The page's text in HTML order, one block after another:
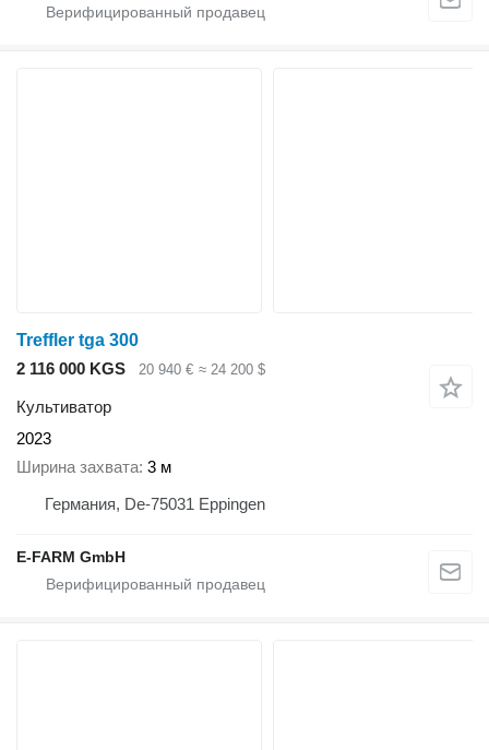
Treffler tga 300
2 116 000 KGS
20 940 € ≈ 24 200 $
Культиватор
2023
Ширина захвата 3 м
Германия, De-75031 Eppingen
E-FARM GmbH